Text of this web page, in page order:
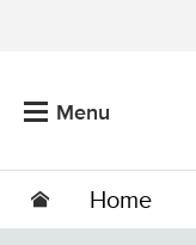
Menu
Home